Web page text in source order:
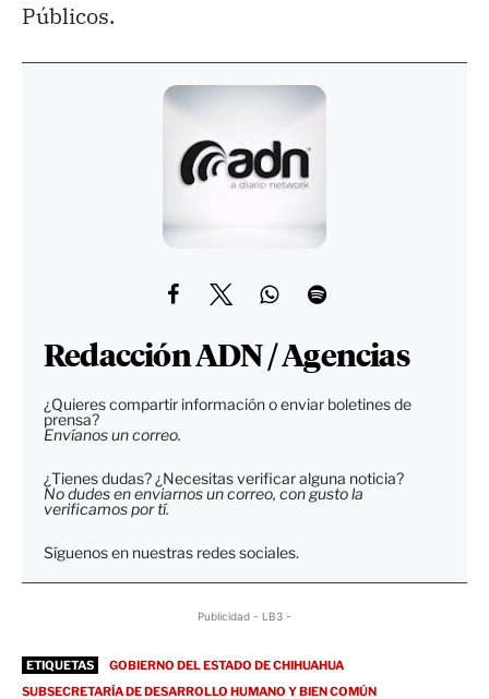
Públicos.
Redacción ADN / Agencias
¿Quieres compartir información o enviar boletines de
prensa?
Envíanos un correo.
¿Tienes dudas? ¿Necesitas verificar alguna noticia?
No dudes en enviarnos un correo, con gusto la
verificamos por tí.
Síguenos en nuestras redes sociales.
Publicidad - LB3 -
ETIQUETAS
GOBIERNO DEL ESTADO DE CHIHUAHUA
SUBSECRETARÍA DE DESARROLLO HUMANO Y BIEN COMÚN